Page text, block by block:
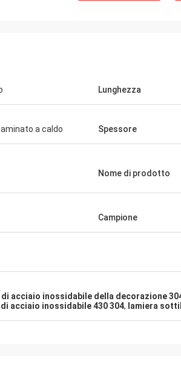
jeetsohil
aperto i contenitori e guarda molto
ringraziamenti per voi professionalità
Lunghezza
a caldo Spessore
Nome di prodotto
Campione
acciaio inossidabile della decorazione
acciaio inossidabile 430 304, lamiera